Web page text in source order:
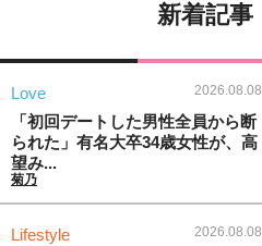
新着記事
Love 2026.08.08
「初回デートした男性全員から断
られた」有名大卒34歳女性が、高
望み...
菊乃
Lifestyle 2026.08.08